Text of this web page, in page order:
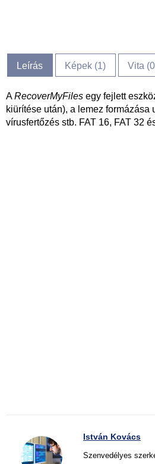
Leírás Képek (1) Vita (0
ARecoverMyFiles egy fejlett
kiürítése után), a lemez formázása
vírusfertőzés stb. FAT 16, FAT 32
István Kovács
Szenvedélyes